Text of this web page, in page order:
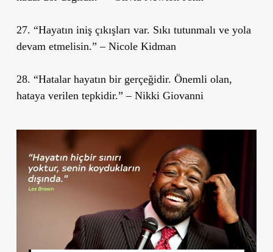
27. “Hayatın iniş çıkışları var. Sıkı tutunmalı ve yola
devam etmelisin.” – Nicole Kidman
28. “Hatalar hayatın bir gerçeğidir. Önemli olan,
hataya verilen tepkidir.” – Nikki Giovanni